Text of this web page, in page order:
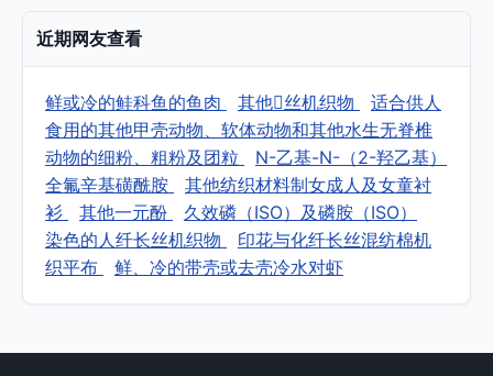
近期网友查看
鲜或冷的鲑科鱼的鱼肉 其他丝机织物
适合供人
食用的其他甲壳动物、软体动物和其他水生无脊椎
动物的细粉、粗粉及团粒
N-乙基-N-（2-羟乙基）
全氟辛基磺酰胺
其他纺织材料制女成人及女童衬
衫
其他一元酚
久效磷（ISO）及磷胺（ISO）
染色的人纤长丝机织物
印花与化纤长丝混纺棉机
织平布
鲜、冷的带壳或去壳冷水对虾